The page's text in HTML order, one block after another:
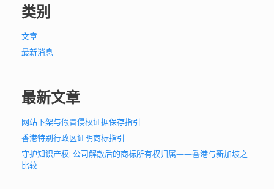
类别
文章
最新消息
最新文章
网站下架与假冒侵权证据保存指引
香港特别行政区证明商标指引
守护知识产权: 公司解散后的商标所有权归属——香港与新加坡之
比较